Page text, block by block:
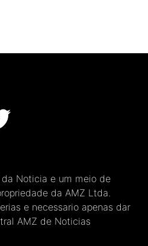
Noticia e um meio de
da AMZ Ltda.
e necessario apenas dar
AMZ de Noticias